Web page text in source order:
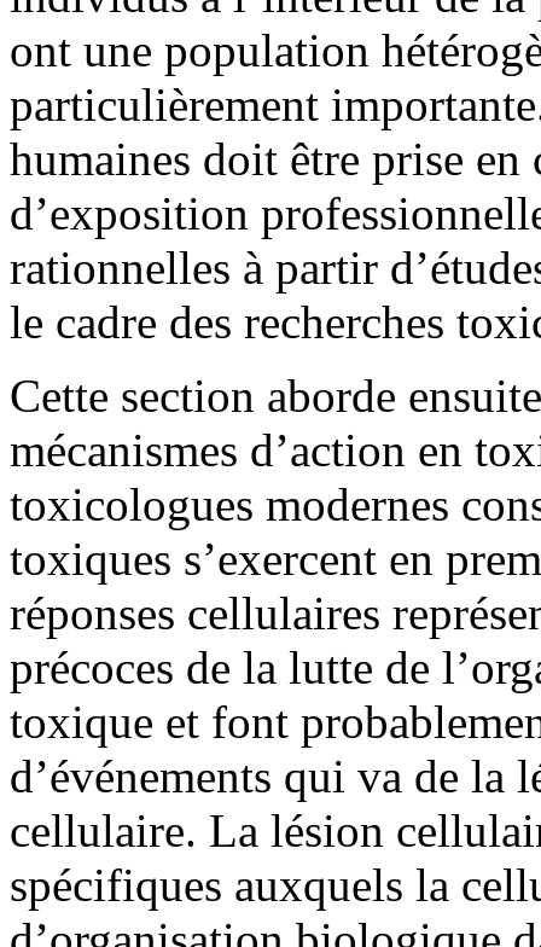
ont une population
particulièrement
humaines doit être prise
d’exposition
rationnelles à partir
le cadre des recherches
Cette section aborde
mécanismes d’action en
toxicologues modernes
toxiques s’exercent en
réponses cellulaires
précoces de la lutte de
toxique et font
d’événements qui va de la
cellulaire. La lésion
spécifiques auxquels la